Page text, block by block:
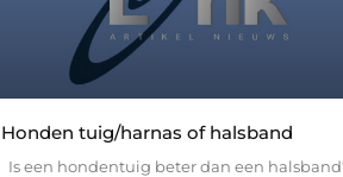
Honden tuig/harnas of halsband
Is een hondentuig beter dan een